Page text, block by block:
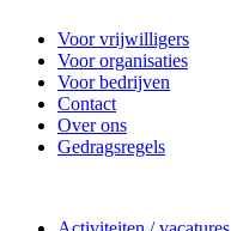
Voor vrijwilligers
Voor organisaties
Voor bedrijven
Contact
Over ons
Gedragsregels